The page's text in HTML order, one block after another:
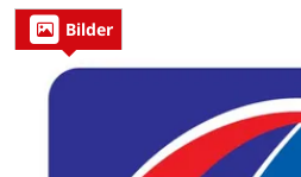
Bilder